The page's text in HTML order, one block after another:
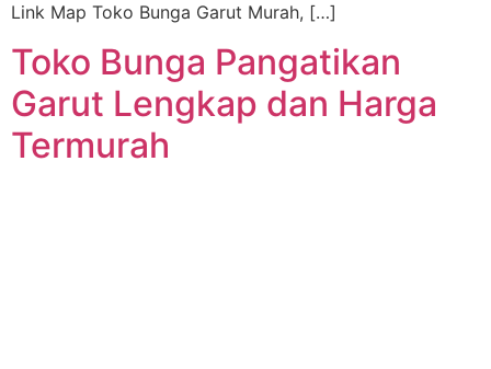
Link Map Toko Bunga Garut Murah, […]
Toko Bunga Pangatikan
Garut Lengkap dan Harga
Termurah